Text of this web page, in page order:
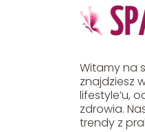
Witamy na
znajdziesz
lifestyle’u,
zdrowia.
trendy z